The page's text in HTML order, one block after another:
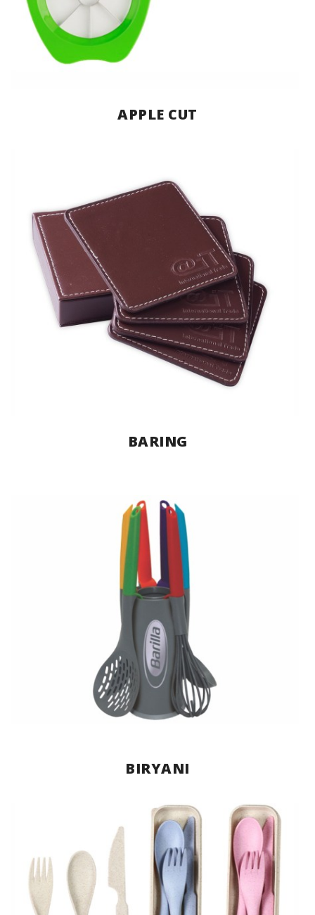
APPLE CUT
BARING
BIRYANI